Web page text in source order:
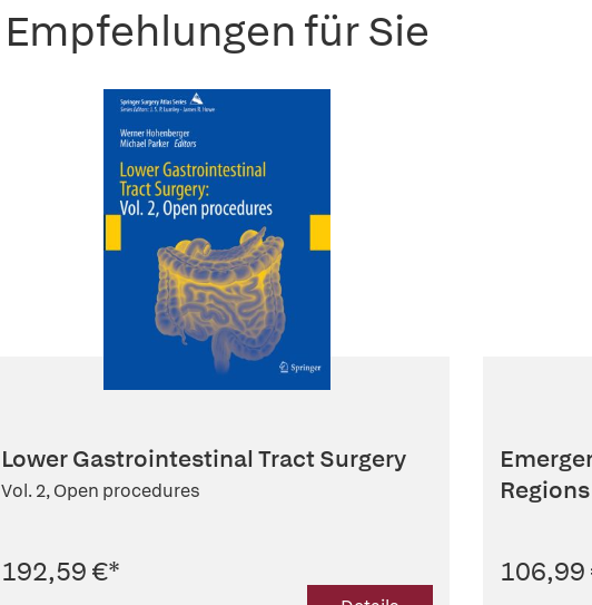
Empfehlungen für Sie
Lower Gastrointestinal Tract Surgery
Vol. 2, Open procedures
192,59 €*
Regions
106,99